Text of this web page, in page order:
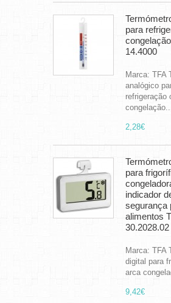
para
14.4000
Marca: TFA
analógico
refrigeração
2,28€
para
indicador
segurança
alimentos
30.2028.02
Marca: TFA
digital para
arca
9,42€